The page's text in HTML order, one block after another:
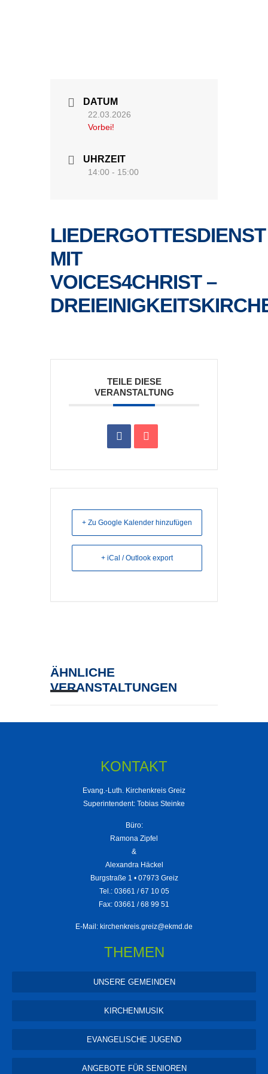
DATUM
22.03.2026
Vorbei!
UHRZEIT
14:00 - 15:00
LIEDERGOTTESDIENST
MIT
VOICES4CHRIST –
TEILE DIESE
VERANSTALTUNG
+ Zu Google Kalender hinzufügen
+ iCal / Outlook export
ÄHNLICHE
VERANSTALTUNGEN
KONTAKT
Evang.-Luth. Kirchenkreis Greiz
Superintendent: Tobias Steinke
Büro:
Ramona Zipfel
&
Alexandra Häckel
Burgstraße 1 • 07973 Greiz
Tel.: 03661 / 67 10 05
Fax: 03661 / 68 99 51
E-Mail: kirchenkreis.greiz@ekmd.de
THEMEN
UNSERE GEMEINDEN
KIRCHENMUSIK
EVANGELISCHE JUGEND
ANGEBOTE FÜR SENIOREN